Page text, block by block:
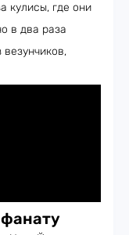
кулисы, где они
в два раза